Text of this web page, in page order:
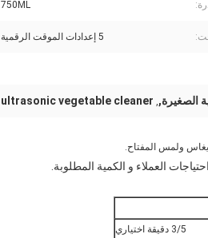
750ML
5 إعدادات الموقت الرقمية
الصغيرة,,
ultrasonic vegetable cleaner
ولمس المفتاح.
العملاء و الكمية المطلوبة.
3/5 دقيقة اختياري